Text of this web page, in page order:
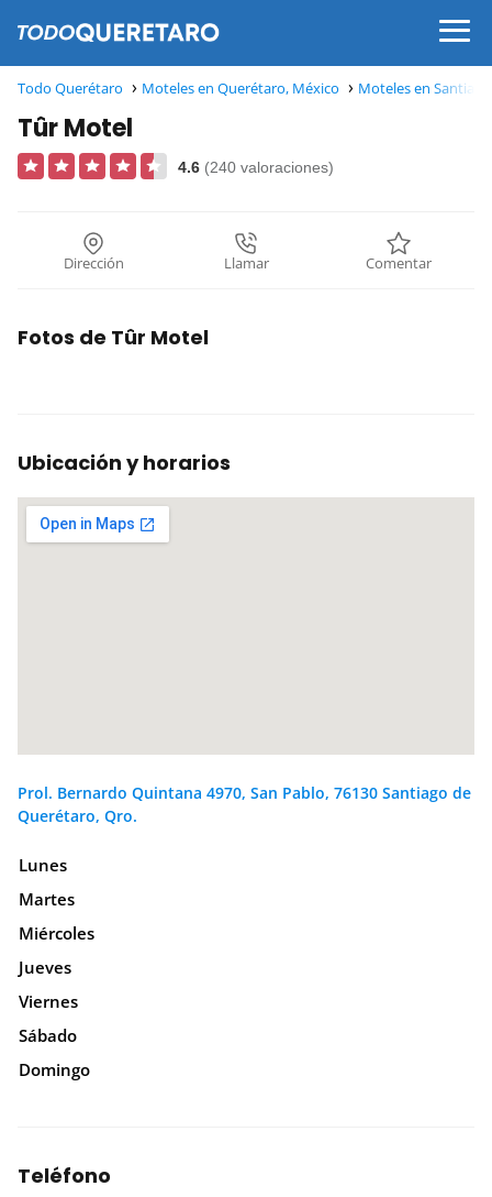
Todo Querétaro Moteles en Querétaro, México Moteles en
Tûr Motel
4.6 (240 valoraciones)
Dirección Llamar Comentar
Fotos de Tûr Motel
Ubicación y horarios
Prol. Bernardo Quintana 4970, San Pablo, 76130 Santiago de
Querétaro, Qro.
Lunes
Martes
Miércoles
Jueves
Viernes
Sábado
Domingo
Teléfono